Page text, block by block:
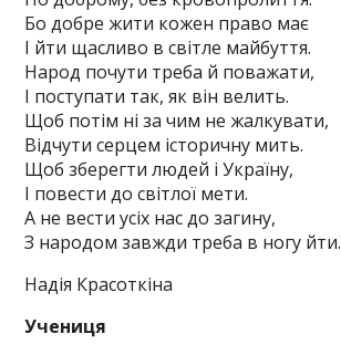
Бо добре жити кожен право має
І йти щасливо в світле майбуття.
Народ почути треба й поважати,
І поступати так, як він велить.
Щоб потім ні за чим не жалкувати,
Відчути серцем історичну мить.
Щоб зберегти людей і Україну,
І повести до світлої мети.
А не вести усіх нас до загину,
З народом завжди треба в ногу йти.
Надія Красоткіна
Учениця